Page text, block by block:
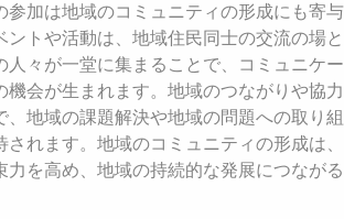
参加は地域のコミュニティの形成にも寄与
ントや活動は、地域住民同士の交流の場と
人々が一堂に集まることで、コミュニケー
機会が生まれます。地域のつながりや協力
、地域の課題解決や地域の問題への取り組
れます。地域のコミュニティの形成は、
力を高め、地域の持続的な発展につながる